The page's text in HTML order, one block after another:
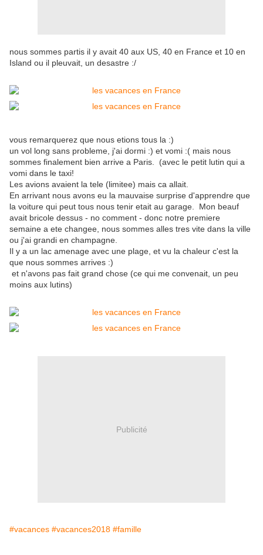
nous sommes partis il y avait 40 aux US, 40 en France et 10 en
Island ou il pleuvait, un desastre :/
vous remarquerez que nous etions tous la :)
un vol long sans probleme, j'ai dormi :) et vomi :( mais nous
sommes finalement bien arrive a Paris. (avec le petit lutin qui a
vomi dans le taxi!
Les avions avaient la tele (limitee) mais ca allait.
En arrivant nous avons eu la mauvaise surprise d'apprendre que
la voiture qui peut tous nous tenir etait au garage. Mon beauf
avait bricole dessus - no comment - donc notre premiere
semaine a ete changee, nous sommes alles tres vite dans la ville
ou j'ai grandi en champagne.
Il y a un lac amenage avec une plage, et vu la chaleur c'est la
que nous sommes arrives :)
et n'avons pas fait grand chose (ce qui me convenait, un peu
moins aux lutins)
Publicité
#vacances #vacances2018 #famille